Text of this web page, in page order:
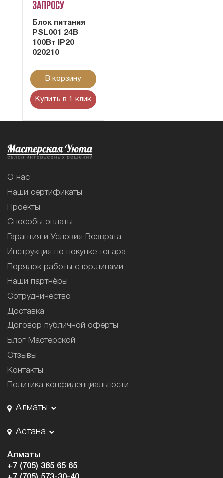
запросу
Блок питания
PSL001 24В
100Вт IP20
020210
В корзину
Купить в 1 клик
О нас
Наши сертификаты
Проекты
Способы оплаты
Гарантия и Условия Возврата
Инструкция по покупке товара
Порядок работы с юр.лицами
Наши партнёры
Сотрудничество
Доставка
Договор публичной оферты
Блог Мастерской
Отзывы
Контакты
Политика конфиденциальности
Алматы
Астана
Алматы
+7 (705) 385 65 65